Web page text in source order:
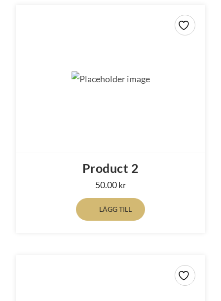
Product 2
50.00kr
LÄGG TILL